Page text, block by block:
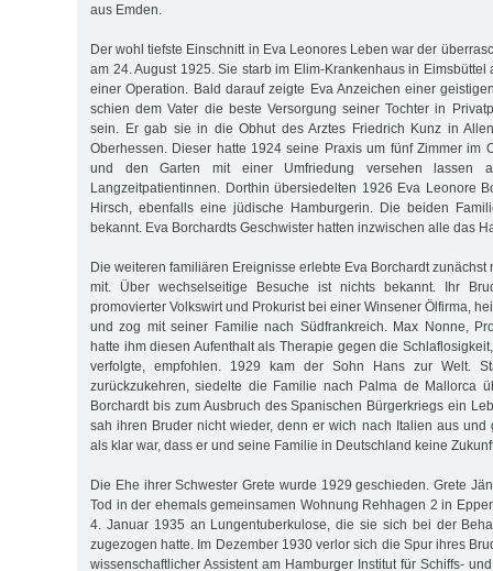
aus Emden.
Der wohl tiefste Einschnitt in Eva Leonores Leben war der
am 24. August 1925. Sie starb im Elim-Krankenhaus in
einer Operation. Bald darauf zeigte Eva Anzeichen einer
schien dem Vater die beste Versorgung seiner Tochter in
sein. Er gab sie in die Obhut des Arztes Friedrich Kunz in
Oberhessen. Dieser hatte 1924 seine Praxis um fünf Zimmer im
und den Garten mit einer Umfriedung versehen lassen
Langzeitpatientinnen. Dorthin übersiedelten 1926 Eva Leonore
Hirsch, ebenfalls eine jüdische Hamburgerin. Die beiden
bekannt. Eva Borchardts Geschwister hatten inzwischen alle das
Die weiteren familiären Ereignisse erlebte Eva Borchardt zunächst
mit. Über wechselseitige Besuche ist nichts bekannt. Ihr
promovierter Volkswirt und Prokurist bei einer Winsener Ölfirma,
und zog mit seiner Familie nach Südfrankreich. Max Nonne,
hatte ihm diesen Aufenthalt als Therapie gegen die
verfolgte, empfohlen. 1929 kam der Sohn Hans zur Welt.
zurückzukehren, siedelte die Familie nach Palma de Mallorca
Borchardt bis zum Ausbruch des Spanischen Bürgerkriegs ein
sah ihren Bruder nicht wieder, denn er wich nach Italien aus und
als klar war, dass er und seine Familie in Deutschland keine
Die Ehe ihrer Schwester Grete wurde 1929 geschieden. Grete
Tod in der ehemals gemeinsamen Wohnung Rehhagen 2 in
4. Januar 1935 an Lungentuberkulose, die sie sich bei der
zugezogen hatte. Im Dezember 1930 verlor sich die Spur ihres
wissenschaftlicher Assistent am Hamburger Institut für Schiffs-